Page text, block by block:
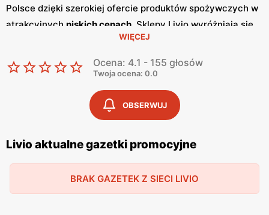
Polsce dzięki szerokiej ofercie produktów spożywczych w
atrakcyjnych niskich cenach . Sklepy Livio wyróżniają się
nie tylko bogatym asortymentem, ale także częstymi
, które przyciągają klientów szukających
oszczędności i wysokiej jakości. Regularnie wydawane
informują o aktualnych zniżkach i
ofertach specjalnych, co sprawia, że klienci mogą być na
bieżąco z najnowszymi okazjami zakupowymi. Livio
szczególnie stawia na polskie produkty, co jest wyrazem
ich zaangażowania w wspieranie lokalnych producentów i
produktów. W ofercie sklepów można znaleźć szeroki
WIĘCEJ
Ocena: 4.1 - 155 głosów
Twoja ocena: 0.0
OBSERWUJ
Livio aktualne gazetki promocyjne
BRAK GAZETEK Z SIECI LIVIO